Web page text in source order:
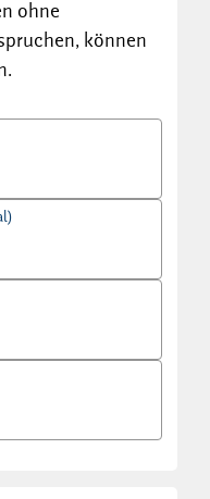
ohne
können